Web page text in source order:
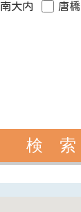
南大内 唐橋